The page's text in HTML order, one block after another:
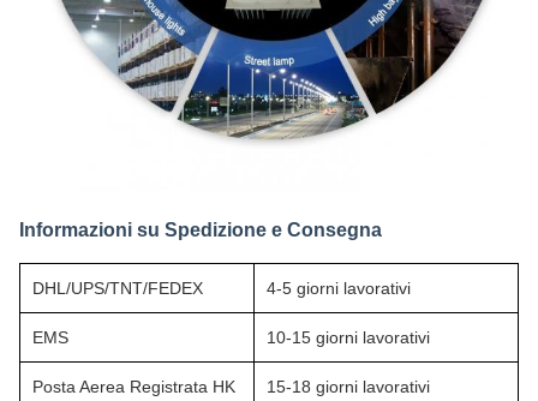
Informazioni su Spedizione e Consegna
DHL/UPS/TNT/FEDEX 4-5 giorni lavorativi
EMS 10-15 giorni lavorativi
Posta Aerea Registrata HK 15-18 giorni lavorativi